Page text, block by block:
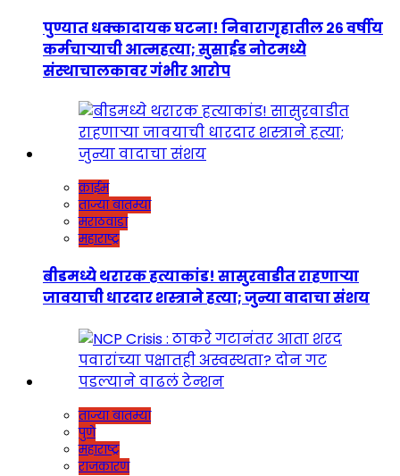
पुण्यात धक्कादायक घटना! निवारागृहातील २६ वर्षीय
कर्मचाऱ्याची आत्महत्या; सुसाईड नोटमध्ये
संस्थाचालकावर गंभीर आरोप
क्राईम
ताज्या बातम्या
मराठवाडा
महाराष्ट्र
बीडमध्ये थरारक हत्याकांड! सासुरवाडीत राहणाऱ्या
जावयाची धारदार शस्त्राने हत्या; जुन्या वादाचा संशय
ताज्या बातम्या
पुणे
महाराष्ट्र
राजकारण